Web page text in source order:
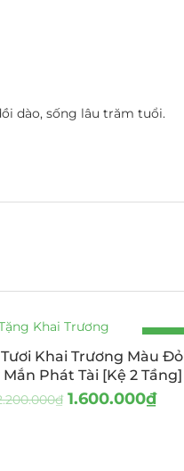
dào, sống lâu trăm tuổi.
-27%
Khai Trương Màu Đỏ
Mắn Phát Tài [Kệ 2 Tầng]
₫ 1.600.000₫